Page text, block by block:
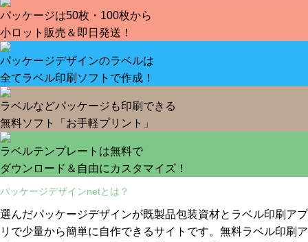
パッケージは50枚・100枚から
小ロット販売＆即日発送！
パッケージデザインのラベルは
全てラベル印刷ソフトで作成！
ラベルなどパッケージも印刷できる
無料ソフト「お手軽プリント」
ラベルテンプレートは無料で
ダウンロード＆自由にカスタマイズ！
パッケージデザインnetとは？
選んだパッケージデザインが既製品包装資材とラベル印刷アプ
リで少量から簡単に自作できるサイトです。無料ラベル印刷ア